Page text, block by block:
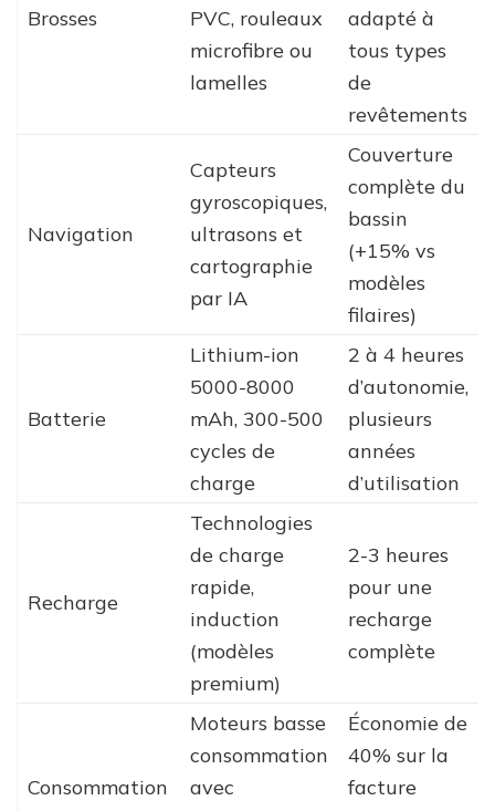
Brosses
PVC, rouleaux
microfibre ou
lamelles
adapté à
tous types
de
revêtements
Navigation
Capteurs
gyroscopiques,
ultrasons et
cartographie
par IA
Couverture
complète du
bassin
(+15% vs
modèles
filaires)
Batterie
Lithium-ion
5000-8000
mAh, 300-500
cycles de
charge
2 à 4 heures
d’autonomie,
plusieurs
années
d’utilisation
Recharge
Technologies
de charge
rapide,
induction
(modèles
premium)
2-3 heures
pour une
recharge
complète
Consommation
Moteurs basse
consommation
avec
Économie de
40% sur la
facture